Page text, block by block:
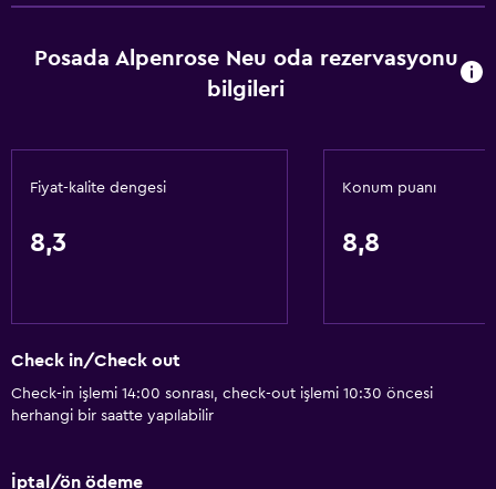
Posada Alpenrose Neu oda rezervasyonu
bilgileri
Fiyat-kalite dengesi
8,3
Konum puanı
8,8
Check in/Check out
Check-in işlemi 14:00 sonrası, check-out işlemi 10:30 öncesi
herhangi bir saatte yapılabilir
İptal/ön ödeme